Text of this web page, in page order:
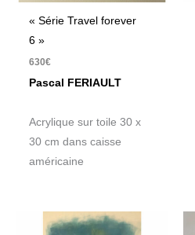
« Série Travel forever
6 »
630€
Pascal FERIAULT
Acrylique sur toile 30 x
30 cm dans caisse
américaine